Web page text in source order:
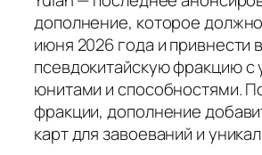
дополнение, которое
июня 2026 года и привнести
псевдокитайскую фракцию с
юнитами и способностями.
фракции, дополнение
карт для завоеваний и